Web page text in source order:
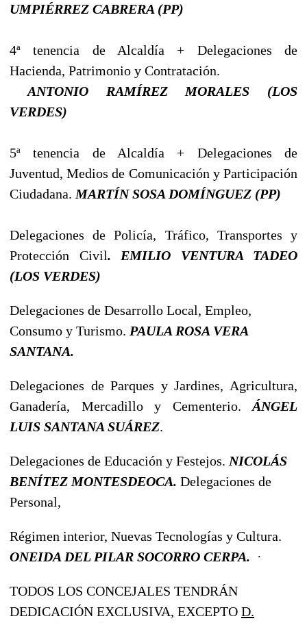
UMPIÉRREZ CABRERA (PP)
4ª tenencia de Alcaldía + Delegaciones de
Hacienda, Patrimonio y Contratación.
ANTONIO RAMÍREZ MORALES (LOS
VERDES)
5ª tenencia de Alcaldía + Delegaciones de
Juventud, Medios de Comunicación y Participación
Ciudadana. MARTÍN SOSA DOMÍNGUEZ (PP)
Delegaciones de Policía, Tráfico, Transportes y
Protección Civil. EMILIO VENTURA TADEO
(LOS VERDES)
Delegaciones de Desarrollo Local, Empleo,
Consumo y Turismo. PAULA ROSA VERA
SANTANA.
Delegaciones de Parques y Jardines, Agricultura,
Ganadería, Mercadillo y Cementerio. ÁNGEL
LUIS SANTANA SUÁREZ.
Delegaciones de Educación y Festejos. NICOLÁS
BENÍTEZ MONTESDEOCA. Delegaciones de
Personal,
Régimen interior, Nuevas Tecnologías y Cultura.
ONEIDA DEL PILAR SOCORRO CERPA. ·
TODOS LOS CONCEJALES TENDRÁN
DEDICACIÓN EXCLUSIVA, EXCEPTO D.